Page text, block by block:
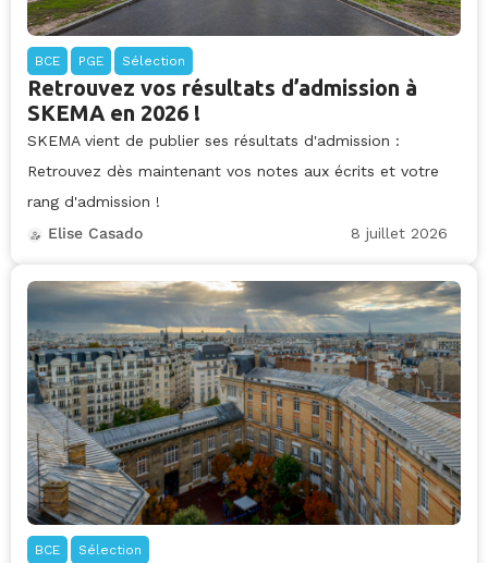
BCE PGE Sélection
Retrouvez vos résultats d’admission à
SKEMA en 2026 !
SKEMA vient de publier ses résultats d'admission :
Retrouvez dès maintenant vos notes aux écrits et votre
rang d'admission !
Elise Casado
8 juillet 2026
BCE Sélection